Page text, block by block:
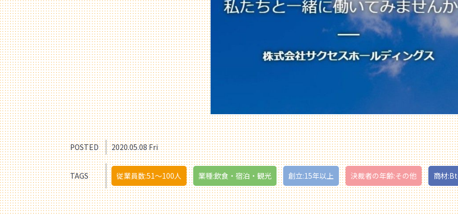
POSTED 2020.05.08 Fri
TAGS 従業員数:51〜100人 業種:飲食・宿泊・観光 創立:15年以上 決裁者の年齢:その他 商材